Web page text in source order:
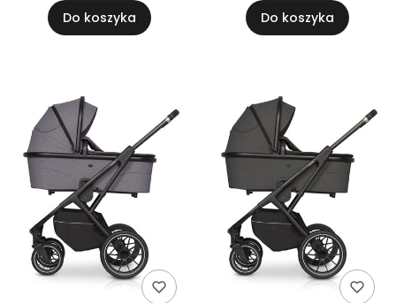
Do koszyka Do koszyka